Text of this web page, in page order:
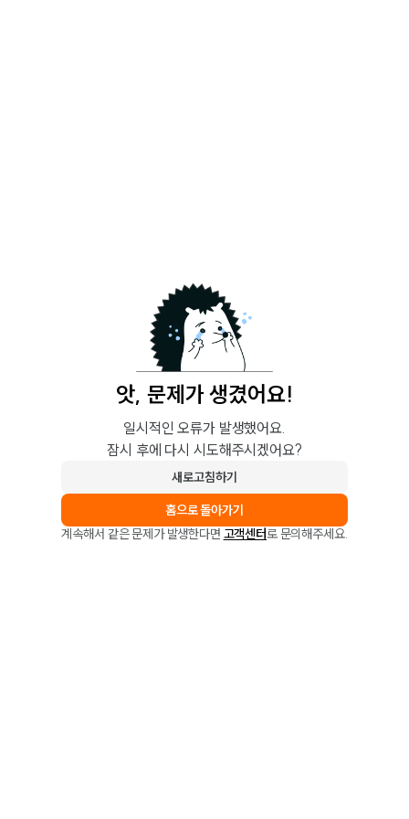
앗, 문제가 생겼어요!
일시적인 오류가 발생했어요.
잠시 후에 다시 시도해주시겠어요?
새로고침하기
홈으로 돌아가기
계속해서 같은 문제가 발생한다면 고객센터로 문의해주세요.